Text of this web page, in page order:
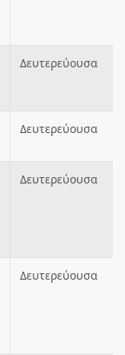
Δευτερεύουσα
Δευτερεύουσα
Δευτερεύουσα
Δευτερεύουσα